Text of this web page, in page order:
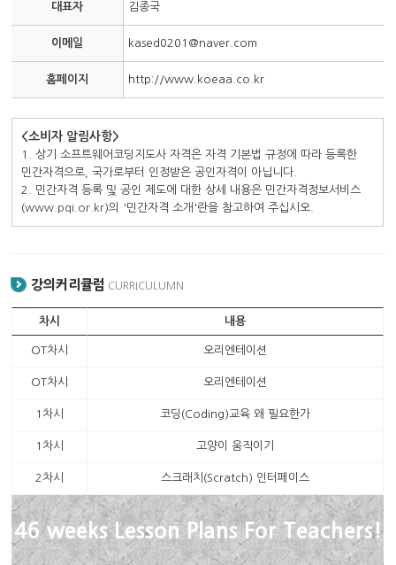
대표자 김종국
이메일 kased0201@naver.com
홈페이지 http://www.koeaa.co.kr
<소비자 알림사항>
1. 상기 소프트웨어코딩지도사 자격은 자격 기본법 규정에 따라 등록한
민간자격으로, 국가로부터 인정받은 공인자격이 아닙니다.
2. 민간자격 등록 및 공인 제도에 대한 상세 내용은 민간자격정보서비스
(www.pqi.or.kr)의 '민간자격 소개'란을 참고하여 주십시오.
강의커리큘럼 CURRICULUMN
차시 내용
OT차시 오리엔테이션
OT차시 오리엔테이션
1차시 코딩(Coding)교육 왜 필요한가
1차시 고양이 움직이기
2차시 스크래치(Scratch) 인터페이스
46 weeks Lesson Plans For Teachers!